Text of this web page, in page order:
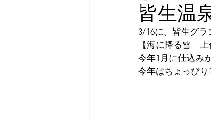
皆生温
3/16に、皆生グラ
【海に降る雪　
今年1月に仕込み
今年はちょっぴ